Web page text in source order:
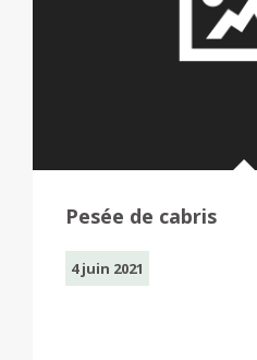
Pesée de cabris
4 juin 2021